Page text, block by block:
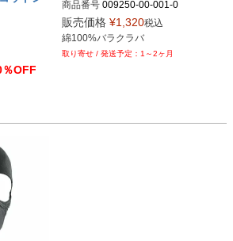
％OFF
商品番号 009250-00-001-0
009250-00/001-0-Stck
販売価格 ¥1,320税込
綿100%バラクラバ
1～2ヶ月